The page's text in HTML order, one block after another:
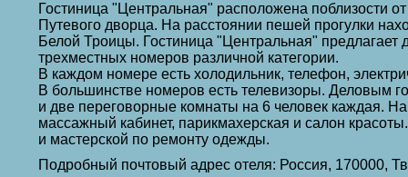
Гостиница "Центральная" расположена поблизости
Путевого дворца. На расстоянии пешей прогулки
Белой Троицы. Гостиница "Центральная"
трехместных номеров различной категории.
В каждом номере есть холодильник, телефон,
В большинстве номеров есть телевизоры. Деловым
и две переговорные комнаты на 6 человек каждая.
массажный кабинет, парикмахерская и салон
и мастерской по ремонту одежды.
Подробный почтовый адрес отеля: Россия, 170000,